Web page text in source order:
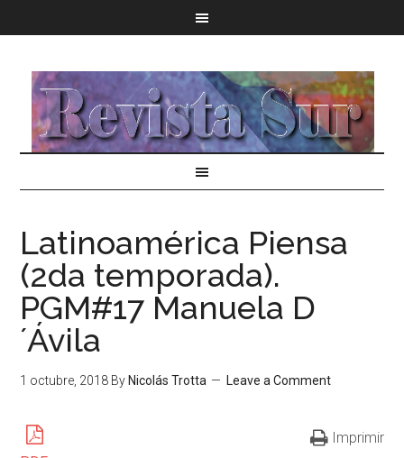
Latinoamérica Piensa
(2da temporada).
PGM#17 Manuela D
´Ávila
1 octubre, 2018 By Nicolás Trotta Leave a Comment
Imprimir